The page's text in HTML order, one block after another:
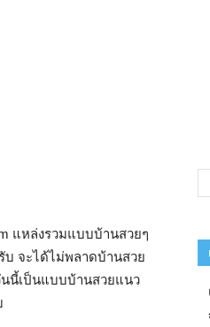
แหล่งรวมแบบบ้านสวยๆ
บ จะได้ไม่พลาดบ้านสวย
นนี้เป็นแบบบ้านสวยแนว